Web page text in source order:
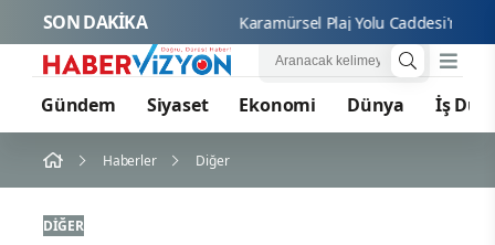
SON DAKİKA
Gündem Siyaset Ekonomi Dünya İş
Haberler Diğer
DIĞER